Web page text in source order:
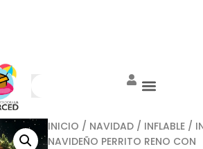
INICIO / NAVIDAD / INFLABLE /
NAVIDEÑO PERRITO RENO CON